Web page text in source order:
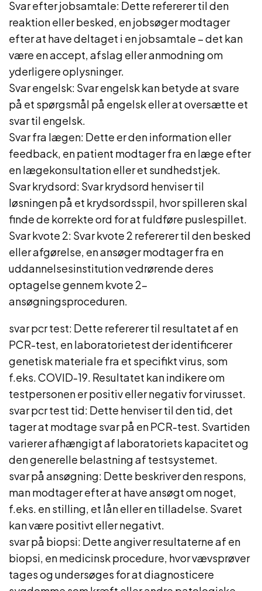
Svar efter jobsamtale: Dette refererer til den
reaktion eller besked, en jobsøger modtager
efter at have deltaget i en jobsamtale – det kan
være en accept, afslag eller anmodning om
yderligere oplysninger.
Svar engelsk: Svar engelsk kan betyde at svare
på et spørgsmål på engelsk eller at oversætte et
svar til engelsk.
Svar fra lægen: Dette er den information eller
feedback, en patient modtager fra en læge efter
en lægekonsultation eller et sundhedstjek.
Svar krydsord: Svar krydsord henviser til
løsningen på et krydsordsspil, hvor spilleren skal
finde de korrekte ord for at fuldføre puslespillet.
Svar kvote 2: Svar kvote 2 refererer til den besked
eller afgørelse, en ansøger modtager fra en
uddannelsesinstitution vedrørende deres
optagelse gennem kvote 2-
ansøgningsproceduren.
svar pcr test: Dette refererer til resultatet af en
PCR-test, en laboratorietest der identificerer
genetisk materiale fra et specifikt virus, som
f.eks. COVID-19. Resultatet kan indikere om
testpersonen er positiv eller negativ for virusset.
svar pcr test tid: Dette henviser til den tid, det
tager at modtage svar på en PCR-test. Svartiden
varierer afhængigt af laboratoriets kapacitet og
den generelle belastning af testsystemet.
svar på ansøgning: Dette beskriver den respons,
man modtager efter at have ansøgt om noget,
f.eks. en stilling, et lån eller en tilladelse. Svaret
kan være positivt eller negativt.
svar på biopsi: Dette angiver resultaterne af en
biopsi, en medicinsk procedure, hvor vævsprøver
tages og undersøges for at diagnosticere